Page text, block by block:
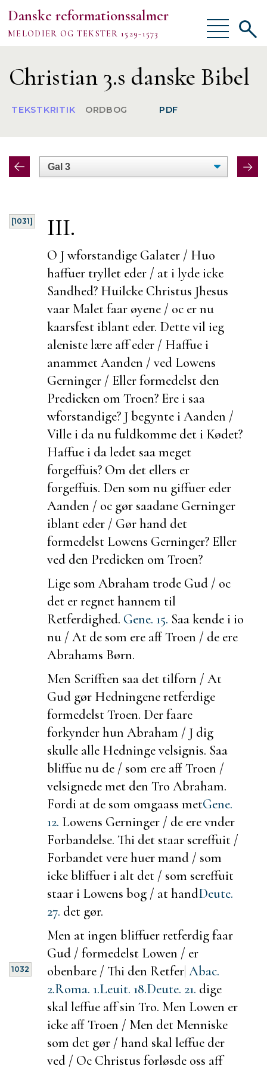
Danske reformationssalmer
MELODIER OG TEKSTER 1529-1573
Vis/skjul
menu
Om
TEKSTER
MELODIER
Vis/
Christian 3.s danske Bibel
TEKSTKRITIK ORDBOG PDF
[1031] III.
O J wforstandige Galater / Huo
haffuer tryllet eder / at i lyde icke
Sandhed? Huilcke Christus Jhesus
vaar Malet faar øyene / oc er nu
kaarsfest iblant eder. Dette vil ieg
aleniste lære aff eder / Haffue i
anammet Aanden / ved Lowens
Gerninger / Eller formedelst den
Predicken om Troen? Ere i saa
wforstandige? J begynte i Aanden /
Ville i da nufuldkomme det i Kødet?
Haffue i da ledet saa meget
forgeffuis? Om det ellers er
forgeffuis. Den som nu giffuer eder
Aanden / oc gør saadane Gerninger
iblant eder / Gør hand det
formedelst Lowens Gerninger? Eller
ved den Predicken om Troen?
Lige som Abraham trode Gud / oc
det er regnet hannem til
Retferdighed. Gene. 15. Saa kende i io
nu / At de som ere aff Troen / de ere
Abrahams Børn.
Men Scrifften saa det tilforn / At
Gud gør Hedningene retferdige
formedelst Troen. Der faare
forkynder hun Abraham / J dig
skulle alle Hedninge velsignis. Saa
bliffue nu de / som ere aff Troen /
velsignede met den Tro Abraham.
Fordi at de som omgaass metGene.
12. Lowens Gerninger / de ere vnder
Forbandelse. Thi det staar screffuit /
Forbandet vere huer mand / som
icke bliffuer i alt det / som screffuit
staar i Lowens bog / at handDeute.
27. det gør.
Men at ingen bliffuer retferdig faar
Gud / formedelst Lowen / er
obenbare / Thi den Retfer|
1032
Abac.
2.Roma. 1.Leuit. 18.Deute. 21. dige
skal leffue aff sin Tro. Men Lowen er
icke aff Troen / Men det Menniske
som det gør / hand skal leffue der
ved / Oc Christus forløsde oss aff